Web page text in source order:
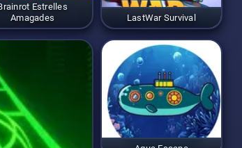
Estrelles
Amagades
LastWar Survival